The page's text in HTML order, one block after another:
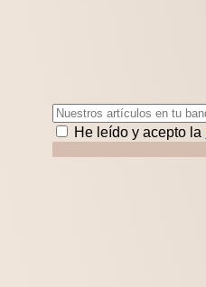
He leído y acepto la